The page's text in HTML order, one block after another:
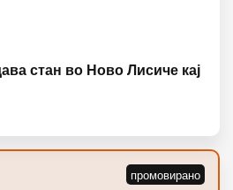
стан во Ново Лисиче кај